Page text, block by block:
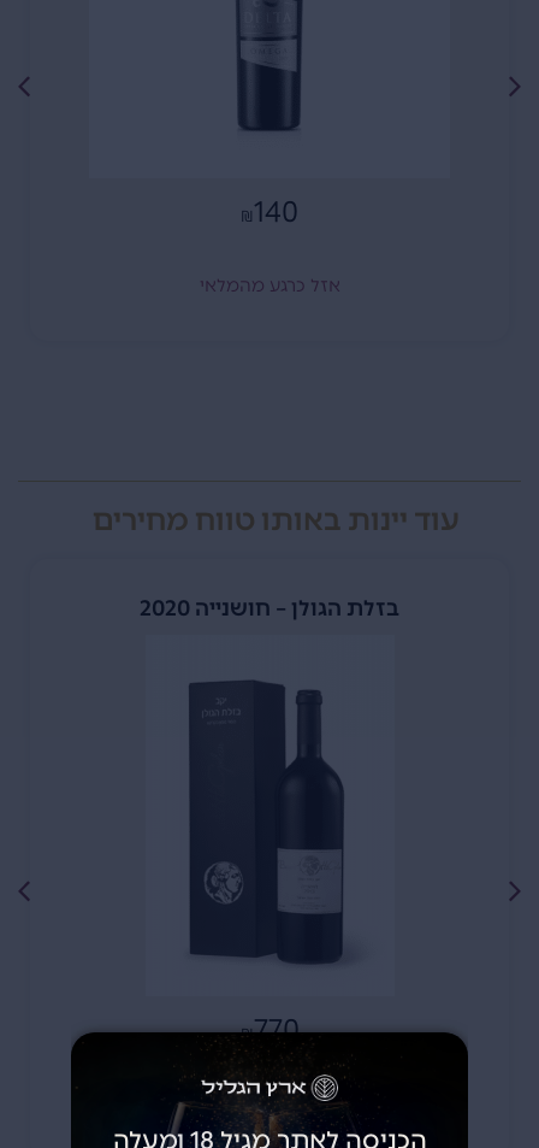
₪ 140
אזל כרגע מהמלאי
עוד יינות באותו טווח מחירים
בזלת הגולן – חושנייה 2020
₪770
אזל כרגע מהמלאי
הכניסה לאתר מגיל 18 ומעלה